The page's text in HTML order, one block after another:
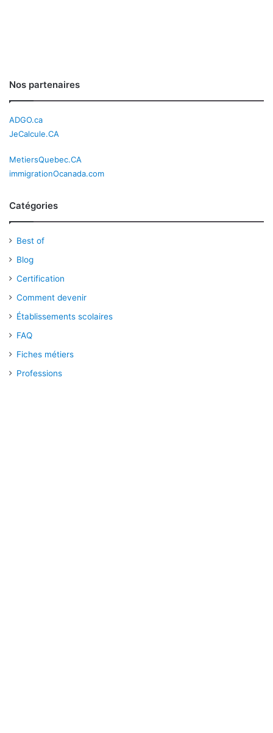
Nos partenaires
ADGO.ca
JeCalcule.CA
MetiersQuebec.CA
immigrationOcanada.com
Catégories
Best of
Blog
Certification
Comment devenir
Établissements scolaires
FAQ
Fiches métiers
Professions